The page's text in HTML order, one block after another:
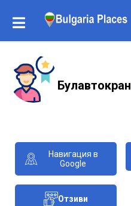
Булавтокран
Навигация в
Google
Отзиви